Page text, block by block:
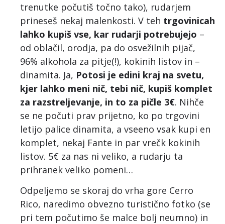
trenutke počutiš točno tako), rudarjem
prineseš nekaj malenkosti. V teh trgovinicah
lahko kupiš vse, kar rudarji potrebujejo –
od oblačil, orodja, pa do osvežilnih pijač,
96% alkohola za pitje(!), kokinih listov in –
dinamita. Ja, Potosi je edini kraj na svetu,
kjer lahko meni nič, tebi nič, kupiš komplet
za razstreljevanje, in to za pičle 3€. Nihče
se ne počuti prav prijetno, ko po trgovini
letijo palice dinamita, a vseeno vsak kupi en
komplet, nekaj Fante in par vrečk kokinih
listov. 5€ za nas ni veliko, a rudarju ta
prihranek veliko pomeni…
Odpeljemo se skoraj do vrha gore Cerro
Rico, naredimo obvezno turistično fotko (se
pri tem počutimo še malce bolj neumno) in